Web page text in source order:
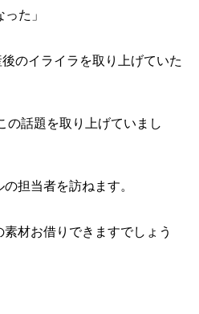
た」
のイライラを取り上げていた
の話題を取り上げていまし
担当者を訪ねます。
材お借りできますでしょう